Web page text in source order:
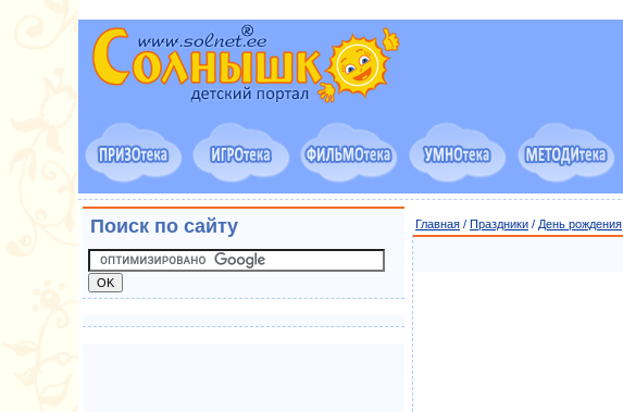
Главная / Праздники / День рождения
Поиск по сайту